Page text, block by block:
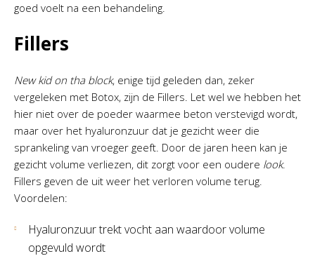
goed voelt na een behandeling.
Fillers
New kid on tha block, enige tijd geleden dan, zeker
vergeleken met Botox, zijn de Fillers. Let wel we hebben het
hier niet over de poeder waarmee beton verstevigd wordt,
maar over het hyaluronzuur dat je gezicht weer die
sprankeling van vroeger geeft. Door de jaren heen kan je
gezicht volume verliezen, dit zorgt voor een oudere look.
Fillers geven de uit weer het verloren volume terug.
Voordelen:
Hyaluronzuur trekt vocht aan waardoor volume
opgevuld wordt